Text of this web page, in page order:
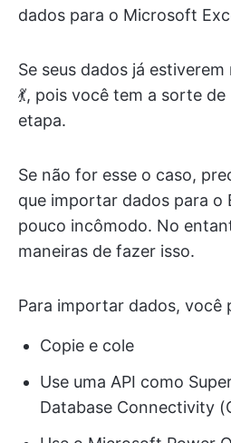
dados para o Microsoft
Se seus dados já
💃, pois você tem a sorte
etapa.
Se não for esse o caso,
que importar dados para o
pouco incômodo. No
maneiras de fazer isso.
Para importar dados, você
Copie e cole
Use uma API como
Database Connectivity